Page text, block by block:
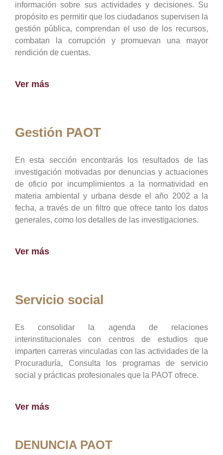
información sobre sus actividades y decisiones. Su
propósito es permitir que los ciudadanos supervisen la
gestión pública, comprendan el uso de los recursos,
combatan la corrupción y promuevan una mayor
rendición de cuentas.
Ver más
Gestión PAOT
En esta sección encontrarás los resultados de las
investigación motivadas por denuncias y actuaciones
de oficio por incumplimientos a la normatividad en
materia ambiental y urbana desde el año 2002 a la
fecha, a través de un filtro que ofrece tanto los datos
generales, como los detalles de las investigaciones.
Ver más
Servicio social
Es consolidar la agenda de relaciones
interinstitucionales con centros de estudios que
imparten carreras vinculadas con las actividades de la
Procuraduría, Consulta los programas de servicio
social y prácticas profesionales que la PAOT ofrece.
Ver más
DENUNCIA PAOT